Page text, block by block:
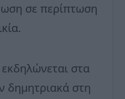
σε περίπτωση
στα
δημητριακά στη